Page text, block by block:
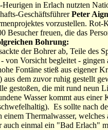
in Erlach nutzten
GeschäftsführerPeter
vorzustellen. Rot-
Besucher freuen, die das
Bohrung:
der Bohrer ab, Teile des
- von Vorsicht begleitet -
Fontäne stieß aus eigener
aus dem zuvor ruhig gestellt
gestoßen, die mit rund neun
Wasser kommt aus
Es sollte nach
Thermalwasser,
auch einmal ein "Bad Erlach"